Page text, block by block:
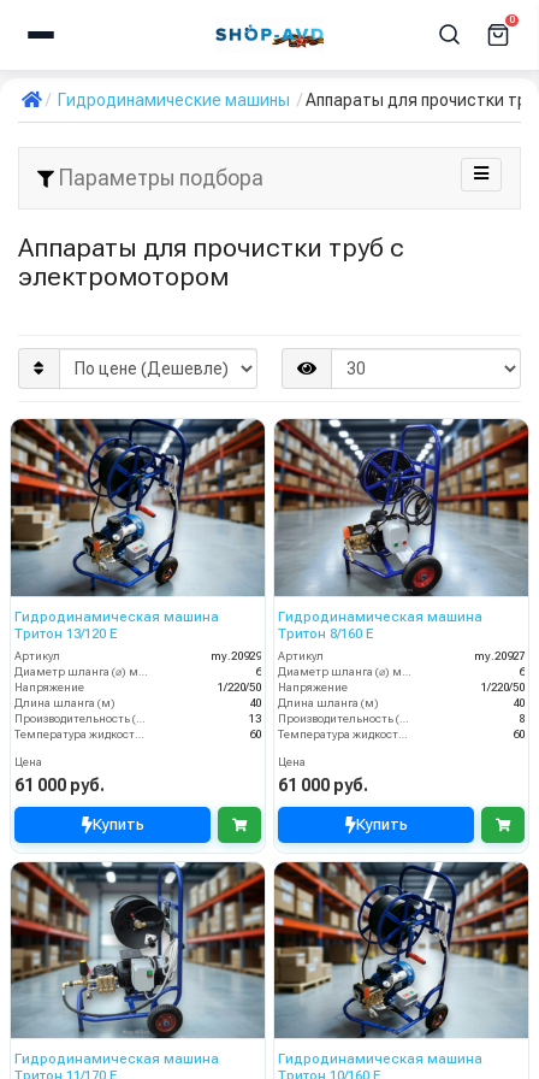
0
Гидродинамические машины Аппараты для прочистки
Параметры подбора
Аппараты для прочистки труб с
электромотором
Гидродинамическая машина
Тритон 13/120 Е
Артикул
my.20929
6
Напряжение
1/220/50
Длина шланга (м)
40
13
60
Цена
61 000 руб.
Купить
Гидродинамическая машина
Тритон 8/160 Е
Артикул
my.20927
6
Напряжение
1/220/50
Длина шланга (м)
40
8
60
Цена
61 000 руб.
Купить
Гидродинамическая машина
Гидродинамическая машина